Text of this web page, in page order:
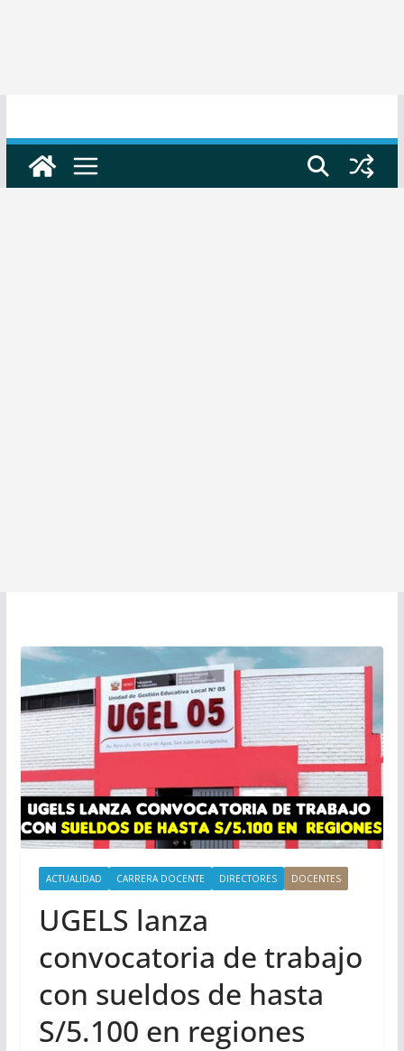
ACTUALIDAD CARRERA DOCENTE DIRECTORES DOCENTES
UGELS lanza
convocatoria de trabajo
con sueldos de hasta
S/5.100 en regiones